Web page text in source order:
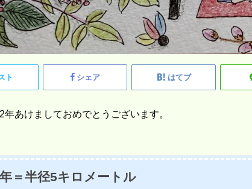
ト シェア はてブ
あけましておめでとうございます。
＝半径5キロメートル